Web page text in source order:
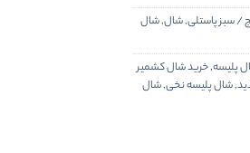
/ سبز پاستلی,شال,شال
پلیسه,خرید شال کشمیر
,شال پلیسه نخی,شال